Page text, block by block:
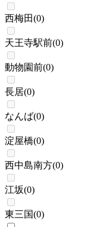
西梅田(0)
天王寺駅前(0)
動物園前(0)
長居(0)
なんば(0)
淀屋橋(0)
西中島南方(0)
江坂(0)
東三国(0)